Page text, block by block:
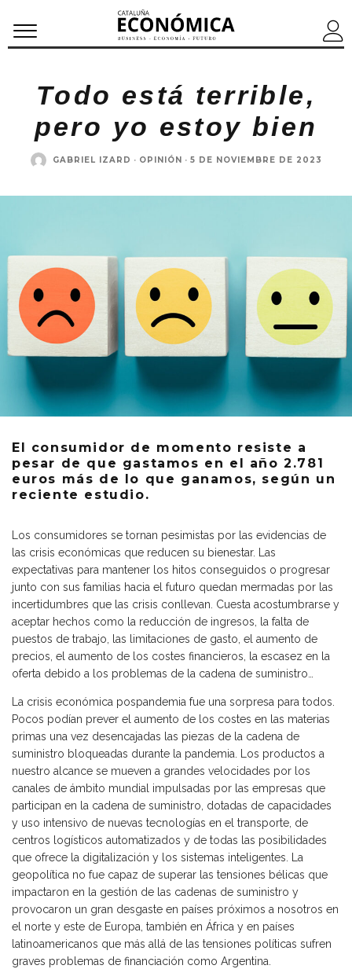
Todo está terrible,
pero yo estoy bien
GABRIEL IZARD · OPINIÓN · 5 DE NOVIEMBRE DE 2023
El consumidor de momento resiste a
pesar de que gastamos en el año 2.781
euros más de lo que ganamos, según un
reciente estudio.
Los consumidores se tornan pesimistas por las evidencias de
las crisis económicas que reducen su bienestar. Las
expectativas para mantener los hitos conseguidos o progresar
junto con sus familias hacia el futuro quedan mermadas por las
incertidumbres que las crisis conllevan. Cuesta acostumbrarse y
aceptar hechos como la reducción de ingresos, la falta de
puestos de trabajo, las limitaciones de gasto, el aumento de
precios, el aumento de los costes financieros, la escasez en la
oferta debido a los problemas de la cadena de suministro…
La crisis económica pospandemia fue una sorpresa para todos.
Pocos podían prever el aumento de los costes en las materias
primas una vez desencajadas las piezas de la cadena de
suministro bloqueadas durante la pandemia. Los productos a
nuestro alcance se mueven a grandes velocidades por los
canales de ámbito mundial impulsadas por las empresas que
participan en la cadena de suministro, dotadas de capacidades
y uso intensivo de nuevas tecnologías en el transporte, de
centros logísticos automatizados y de todas las posibilidades
que ofrece la digitalización y los sistemas inteligentes. La
geopolítica no fue capaz de superar las tensiones bélicas que
impactaron en la gestión de las cadenas de suministro y
provocaron un gran desgaste en países próximos a nosotros en
el norte y este de Europa, también en África y en países
latinoamericanos que más allá de las tensiones políticas sufren
graves problemas de financiación como Argentina.